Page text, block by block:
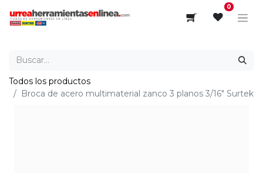
0
Todos los productos
Broca de acero multimaterial zanco 3 planos 3/16" Surtek